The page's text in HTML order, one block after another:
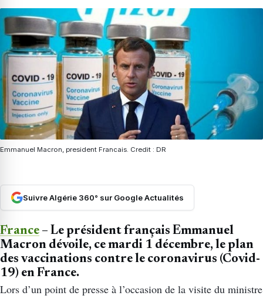
Emmanuel Macron, president Francais. Credit : DR
Suivre Algérie 360° sur Google Actualités
France – Le président français Emmanuel
Macron dévoile, ce mardi 1 décembre, le plan
des vaccinations contre le coronavirus (Covid-
19) en France.
Lors d’un point de presse à l’occasion de la visite du ministre